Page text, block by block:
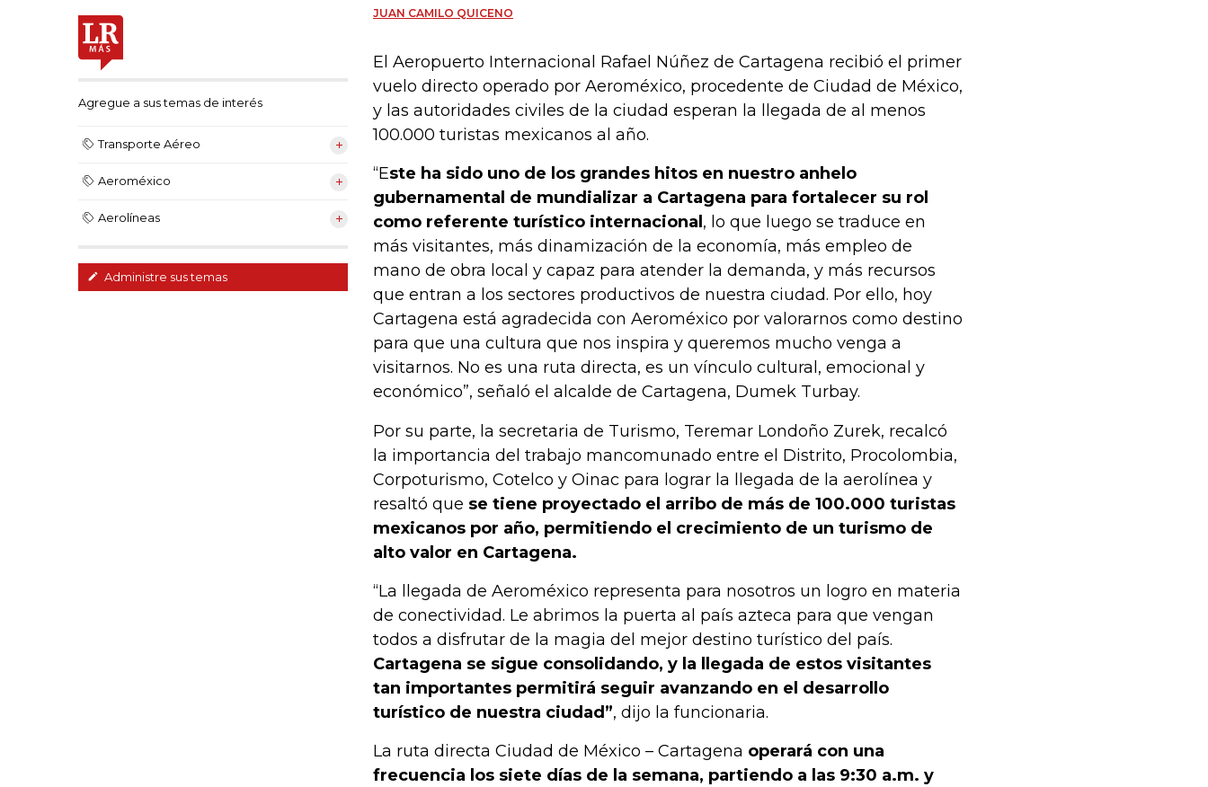
Agregue a sus temas de interés
Transporte Aéreo
Aeroméxico
Aerolíneas
Administre sus temas
JUAN CAMILO QUICENO
El Aeropuerto Internacional Rafael Núñez de Cartagena recibió el primer
vuelo directo operado por Aeroméxico, procedente de Ciudad de México,
y las autoridades civiles de la ciudad esperan la llegada de al menos
100.000 turistas mexicanos al año.
“Este ha sido uno de los grandes hitos en nuestro anhelo
gubernamental de mundializar a Cartagena para fortalecer su rol
como referente turístico internacional , lo que luego se traduce en
más visitantes, más dinamización de la economía, más empleo de
mano de obra local y capaz para atender la demanda, y más recursos
que entran a los sectores productivos de nuestra ciudad. Por ello, hoy
Cartagena está agradecida con Aeroméxico por valorarnos como destino
para que una cultura que nos inspira y queremos mucho venga a
visitarnos. No es una ruta directa, es un vínculo cultural, emocional y
económico”, señaló el alcalde de Cartagena, Dumek Turbay.
Por su parte, la secretaria de Turismo, Teremar Londoño Zurek, recalcó
la importancia del trabajo mancomunado entre el Distrito, Procolombia,
Corpoturismo, Cotelco y Oinac para lograr la llegada de la aerolínea y
resaltó que se tiene proyectado el arribo de más de 100.000 turistas
mexicanos por año, permitiendo el crecimiento de un turismo de
alto valor en Cartagena.
“La llegada de Aeroméxico representa para nosotros un logro en materia
de conectividad. Le abrimos la puerta al país azteca para que vengan
todos a disfrutar de la magia del mejor destino turístico del país.
Cartagena se sigue consolidando, y la llegada de estos visitantes
tan importantes permitirá seguir avanzando en el desarrollo
turístico de nuestra ciudad”, dijo la funcionaria.
La ruta directa Ciudad de México – Cartagena operará con una
frecuencia los siete días de la semana, partiendo a las 9:30 a.m. y